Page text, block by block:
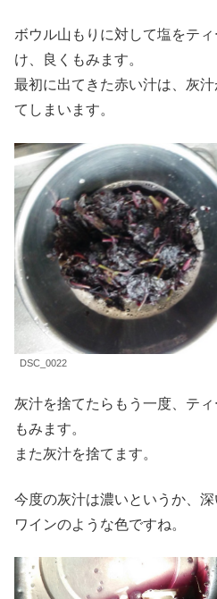
ボウル山もりに対して塩をテ
け、良くもみます。
最初に出てきた赤い汁は、灰
てしまいます。
DSC_0022
灰汁を捨てたらもう一度、テ
もみます。
また灰汁を捨てます。
今度の灰汁は濃いというか、深
ワインのような色ですね。